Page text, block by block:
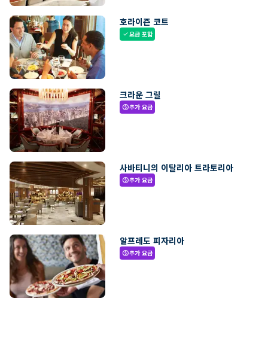
호라이즌 코트
check요금 포함
크라운 그릴
paid추가 요금
사바티니의 이탈리아 트라토리아
paid추가 요금
알프레도 피자리아
paid추가 요금